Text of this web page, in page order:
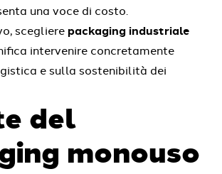
una voce di costo.
scegliere packaging industriale
intervenire concretamente
e sulla sostenibilità dei
del
monouso